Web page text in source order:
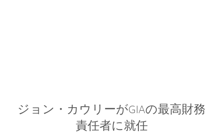
ジョン・カウリーがGIAの最高財務
責任者に就任